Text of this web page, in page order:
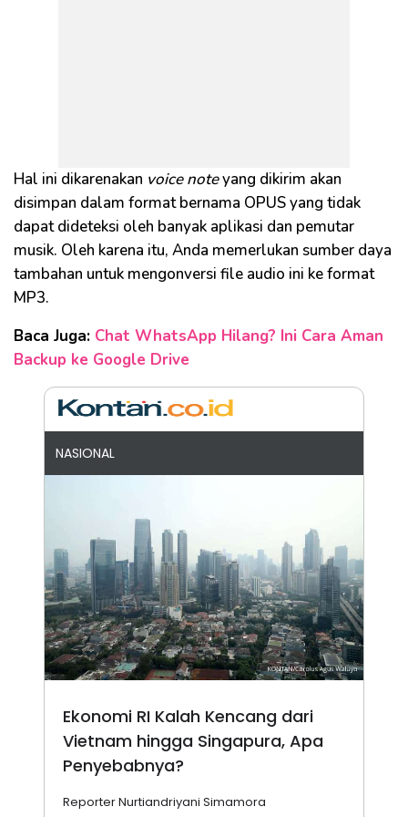
Hal ini dikarenakan voice noteyang dikirim akan
disimpan dalam format bernama OPUS yang tidak
dapat dideteksi oleh banyak aplikasi dan pemutar
musik. Oleh karena itu, Anda memerlukan sumber daya
tambahan untuk mengonversi file audio ini ke format
MP3.
Baca Juga: Chat WhatsApp Hilang? Ini Cara Aman
Backup ke Google Drive
NASIONAL
Ekonomi RI Kalah Kencang dari
Vietnam hingga Singapura, Apa
Penyebabnya?
Reporter Nurtiandriyani Simamora